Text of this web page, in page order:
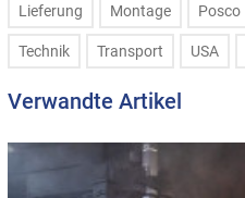
Lieferung Montage Posco
Technik Transport USA
Verwandte Artikel